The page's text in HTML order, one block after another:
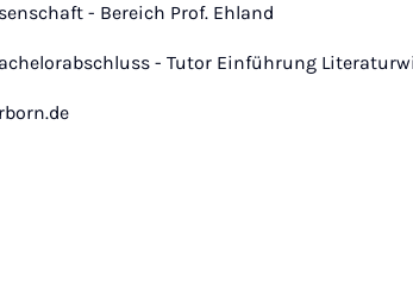
- Bereich Prof. Ehland
- Tutor Einführung